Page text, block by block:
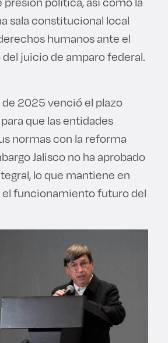
sala constitucional local
humanos ante el
juicio de amparo federal.
de 2025 venció el plazo
que las entidades
normas con la reforma
Jalisco no ha aprobado
lo que mantiene en
funcionamiento futuro del